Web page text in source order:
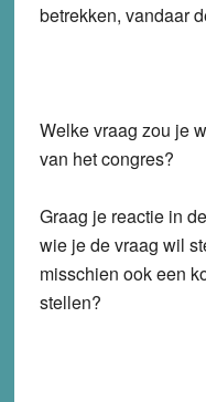
betrekken, vandaar
Welke vraag zou je
van het congres?
Graag je reactie in
wie je de vraag wil
misschien ook een
stellen?